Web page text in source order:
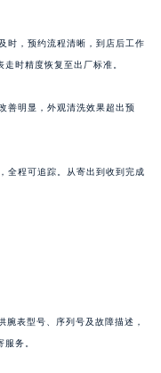
时，预约流程清晰，到店后工作
时精度恢复至出厂标准。
善明显，外观清洗效果超出预
全程可追踪。从寄出到收到完成
腕表型号、序列号及故障描述，
务。